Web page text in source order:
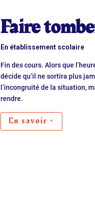
Faire
En établissement scolaire
Fin des cours. Alors que
décide qu’il ne sortira plus
l’incongruité de la situation,
rendre.
En savoir +